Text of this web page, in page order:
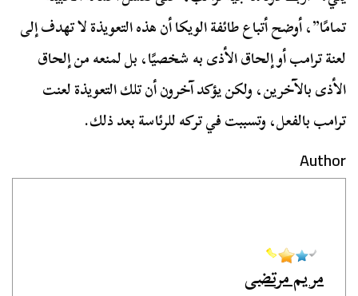
تمامًا”، أوضح أتباع طائفة الويكا أن هذه التعويذة لا تهدف إلى
لعنة ترامب أو إلحاق الأذى به شخصيًا، بل لمنعه من إلحاق
الأذى بالآخرين، ولكن يؤكد آخرون أن تلك التعويذة لعنت
ترامب بالفعل، وتسببت في تركه للرئاسة بعد ذلك.
Author
مريم مرتضى